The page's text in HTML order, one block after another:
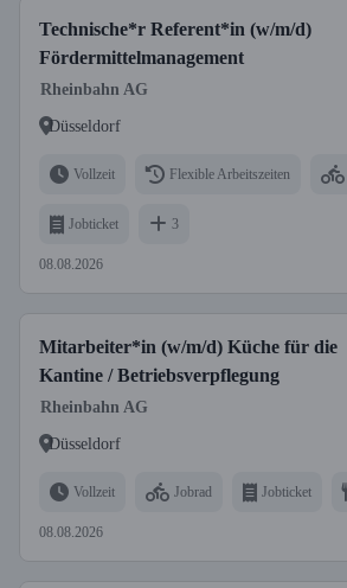
Technische*r Referent*in (w/m/d)
Fördermittelmanagement
Rheinbahn AG
Düsseldorf
Vollzeit Flexible Arbeitszeiten
Jobticket 3
08.08.2026
Mitarbeiter*in (w/m/d) Küche für die
Kantine / Betriebsverpflegung
Rheinbahn AG
Düsseldorf
Vollzeit Jobrad Jobticket
08.08.2026